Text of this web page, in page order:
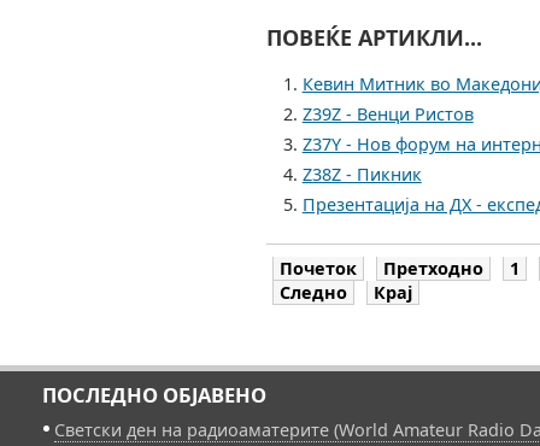
ПОВЕЌЕ АРТИКЛИ...
Кевин Митник во
Z39Z - Венци Ристов
Z37Y - Нов форум на
Z38Z - Пикник
Презентација на ДХ -
Почеток Претходно
1
Следно
Крај
ПОСЛЕДНО ОБЈАВЕНО
Светски ден на радиоаматерите (World Amateur Radio